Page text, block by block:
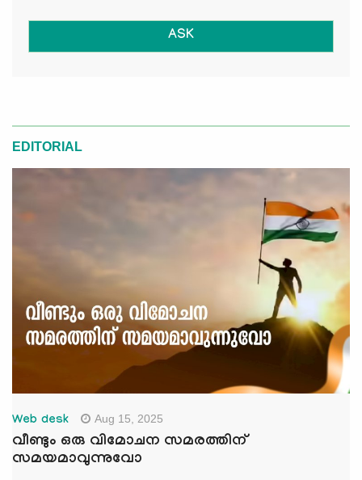
ASK
EDITORIAL
Web desk Aug 15, 2025
വീണ്ടും ഒരു വിമോചന സമരത്തിന്
സമയമാവുന്നുവോ